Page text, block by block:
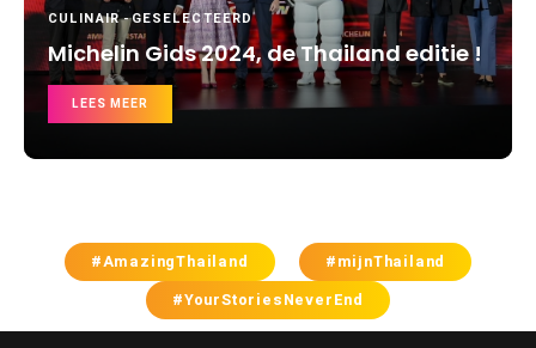
CULINAIR-GESELECTEERD
Michelin Gids 2024, de Thailand editie !
LEES MEER
#AmazingThailand
#mijnThailand
#YourStoriesNeverEnd